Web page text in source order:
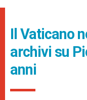
Il Vaticano
archivi su
anni